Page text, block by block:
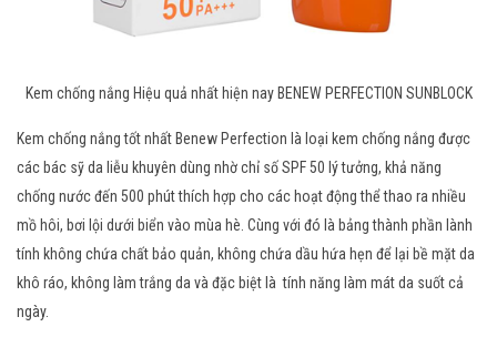
Kem chống nắng Hiệu quả nhất hiện nay BENEW PERFECTION SUNBLOCK
Kem chống nắng tốt nhất Benew Perfection là loại kem chống nắng được
các bác sỹ da liễu khuyên dùng nhờ chỉ số SPF 50 lý tưởng, khả năng
chống nước đến 500 phút thích hợp cho các hoạt động thể thao ra nhiều
mồ hôi, bơi lội dưới biển vào mùa hè. Cùng với đó là bảng thành phần lành
tính không chứa chất bảo quản, không chứa dầu hứa hẹn để lại bề mặt da
khô ráo, không làm trắng da và đặc biệt là tính năng làm mát da suốt cả
ngày.